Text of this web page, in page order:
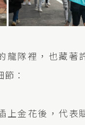
龍隊裡，也藏著
：
上金花後，代表